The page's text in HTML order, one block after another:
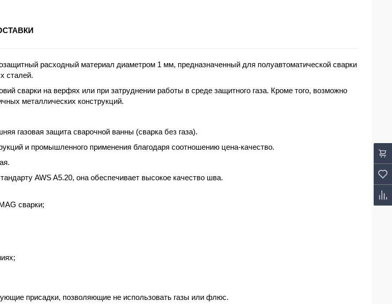
расходный материал диаметром 1 мм, предназначенный для полуавтоматической сварки
сталей.
сварки на верфях или при затруднении работы в среде защитного газа. Кроме того, возможно
металлических конструкций.
газовая защита сварочной ванны (сварка без газа).
и промышленного применения благодаря соотношению цена-качество.
AWS A5.20, она обеспечивает высокое качество шва.
сварки;
присадки, позволяющие не использовать газы или флюс.